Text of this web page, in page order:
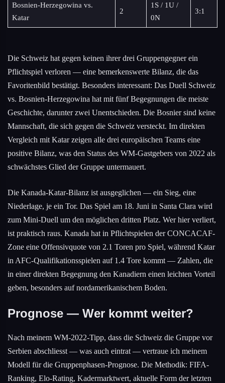
Bosnien-Herzegowina vs.
Katar
2
1S / 1U /
0N
3:1
Die Schweiz hat gegen keinen ihrer drei Gruppengegner ein
Pflichtspiel verloren — eine bemerkenswerte Bilanz, die das
Favoritenbild bestätigt. Besonders interessant: Das Duell Schweiz
vs. Bosnien-Herzegowina hat mit fünf Begegnungen die meiste
Geschichte, darunter zwei Unentschieden. Die Bosnier sind keine
Mannschaft, die sich gegen die Schweiz versteckt. Im direkten
Vergleich mit Katar zeigen alle drei europäischen Teams eine
positive Bilanz, was den Status des WM-Gastgebers von 2022 als
schwächstes Glied der Gruppe untermauert.
Die Kanada-Katar-Bilanz ist ausgeglichen — ein Sieg, eine
Niederlage, je ein Tor. Das Spiel am 18. Juni in Santa Clara wird
zum Mini-Duell um den möglichen dritten Platz. Wer hier verliert,
ist praktisch raus. Kanada hat in Pflichtspielen der CONCACAF-
Zone eine Offensivquote von 2.1 Toren pro Spiel, während Katar
in AFC-Qualifikationsspielen auf 1.4 Tore kommt — Zahlen, die
in einer direkten Begegnung den Kanadiern einen leichten Vorteil
geben, besonders auf nordamerikanischem Boden.
Prognose — Wer kommt weiter?
Nach meinem WM-2022-Tipp, dass die Schweiz die Gruppe vor
Serbien abschliesst — was auch eintrat — vertraue ich meinem
Modell für die Gruppenphasen-Prognose. Die Methodik: FIFA-
Ranking, Elo-Rating, Kadermarktwert, aktuelle Form der letzten